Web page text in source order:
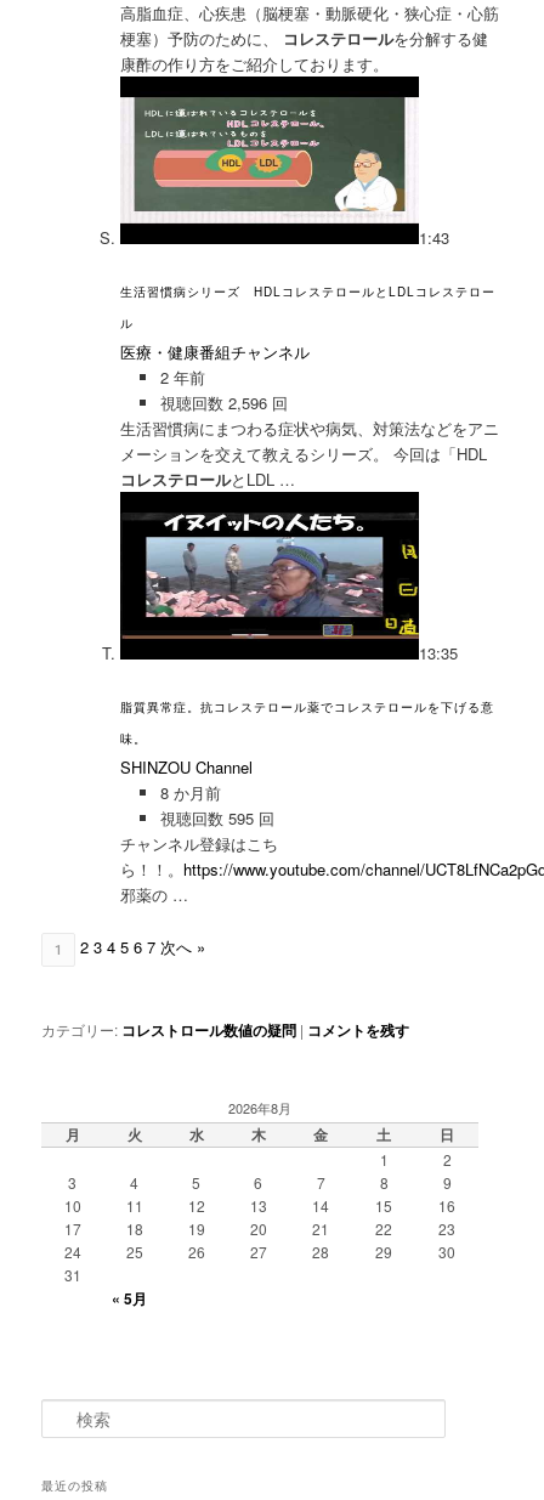
高脂血症、心疾患（脳梗塞・動脈硬化・狭心症・心筋
梗塞）予防のために、
コレステロールを分解する健
康酢の作り方をご紹介しております。
1:43
生活習慣病シリーズ HDLコレステロールとLDLコレステロー
ル
医療・健康番組チャンネル
2 年前
視聴回数 2,596 回
生活習慣病にまつわる症状や病気、対策法などをアニ
メーションを交えて教えるシリーズ。 今回は「HDL
コレステロールとLDL …
13:35
脂質異常症。抗コレステロール薬でコレステロールを下げる意
味。
SHINZOU Channel
8 か月前
視聴回数 595 回
チャンネル登録はこち
ら！！。 https://www.youtube.com/channel/
邪薬の …
1 2 3 4 5 6 7 次へ »
カテゴリー: コレストロール数値の疑問 | コメントを残す
2026年8月
月 火 水 木 金 土 日
1
2
3
4 5 6 7 8
9
10
11 12 13 14 15
16
17
18 19 20 21 22
23
24
25 26 27 28 29
30
31
« 5月
索
最近の投稿